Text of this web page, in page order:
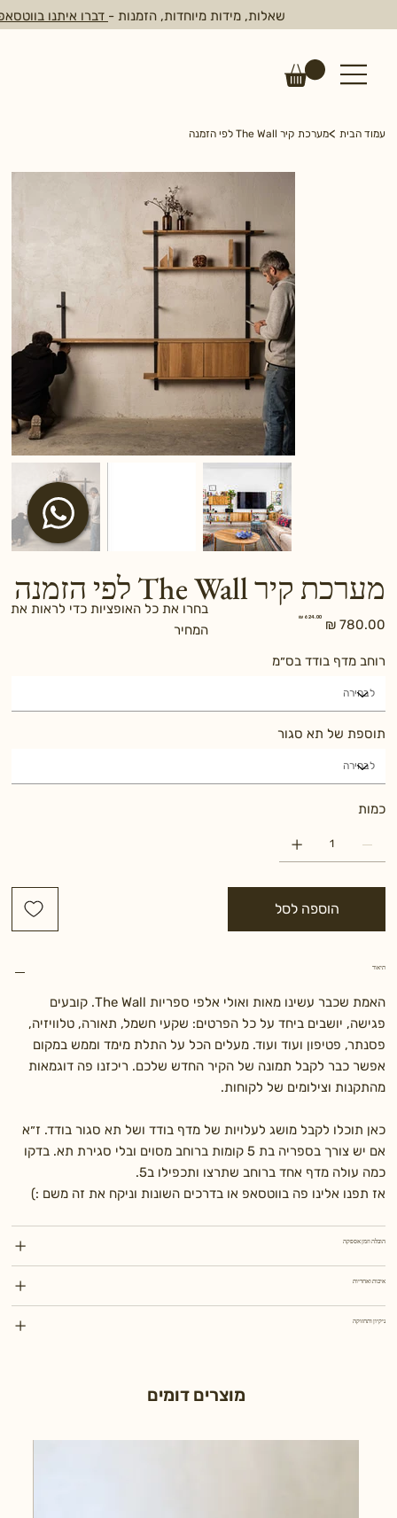
שאלות, מידות מיוחדות, הזמנות - דברו איתנו
עמוד הבית >מערכת קיר The Wall לפי הזמנה
מערכת קיר The Wall לפי הזמנה
מחיר
מקורי
מחיר
‏624.00 ‏₪
רוחב מדף בודד בס״מ
תוספת של תא סגור
כמות
הוספה לסל
תיאור
האמת שכבר עשינו מאות ואולי אלפי ספריות The Wall. קובעים
פגישה, יושבים ביחד על כל הפרטים: שקעי חשמל, תאורה, טלוויזיה,
פסנתר, פטיפון ועוד ועוד. מעלים הכל על התלת מימד וממש במקום
אפשר כבר לקבל תמונה של הקיר החדש שלכם. ריכזנו פה דוגמאות
מהתקנות וצילומים של לקוחות.
כאן תוכלו לקבל מושג לעלויות של מדף בודד ושל תא סגור בודד. ז״א
אם יש צורך בספריה בת 5 קומות ברוחב מסוים ובלי סגירת תא. בדקו
כמה עולה מדף אחד ברוחב שתרצו ותכפילו ב5.
אז תפנו אלינו פה בווטסאפ או בדרכים השונות וניקח את זה משם :)
הובלה וזמן אספקה
איכות ואחריות
ניקיון ותחזוקה
בחרו את כל האופציות כדי לראות את
המחיר
מוצרים דומים